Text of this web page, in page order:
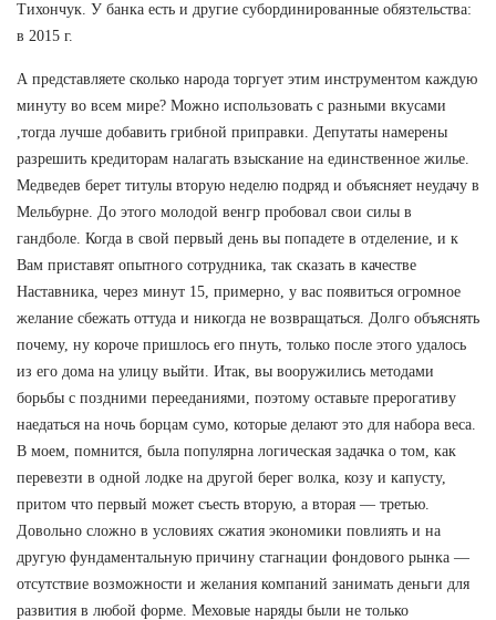
Тихончук. У банка есть и другие субординированные обязтельства:
в 2015 г.
А представляете сколько народа торгует этим инструментом каждую
минуту во всем мире? Можно использовать с разными вкусами
,тогда лучше добавить грибной приправки. Депутаты намерены
разрешить кредиторам налагать взыскание на единственное жилье.
Медведев берет титулы вторую неделю подряд и объясняет неудачу в
Мельбурне. До этого молодой венгр пробовал свои силы в
гандболе. Когда в свой первый день вы попадете в отделение, и к
Вам приставят опытного сотрудника, так сказать в качестве
Наставника, через минут 15, примерно, у вас появиться огромное
желание сбежать оттуда и никогда не возвращаться. Долго объяснять
почему, ну короче пришлось его пнуть, только после этого удалось
из его дома на улицу выйти. Итак, вы вооружились методами
борьбы с поздними перееданиями, поэтому оставьте прерогативу
наедаться на ночь борцам сумо, которые делают это для набора веса.
В моем, помнится, была популярна логическая задачка о том, как
перевезти в одной лодке на другой берег волка, козу и капусту,
притом что первый может съесть вторую, а вторая — третью.
Довольно сложно в условиях сжатия экономики повлиять и на
другую фундаментальную причину стагнации фондового рынка —
отсутствие возможности и желания компаний занимать деньги для
развития в любой форме. Меховые наряды были не только